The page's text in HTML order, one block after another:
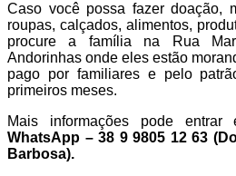
Caso você possa fazer doação,
roupas, calçados, alimentos,
procure a família na Rua
Andorinhas onde eles estão
pago por familiares e pelo
primeiros meses.
Mais informações pode
WhatsApp – 38 9 9805 12 63
Barbosa).